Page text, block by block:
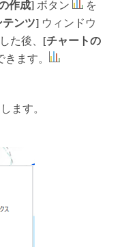
作成]ボタン
を
テンツ]ウィンドウ
た後、 [チャートの
ます。
ます。